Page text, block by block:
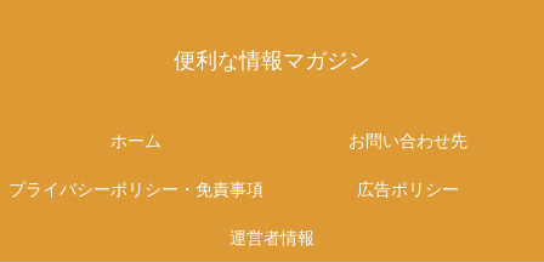
便利な情報マガジン
ホーム お問い合わせ先
プライバシーポリシー・免責事項 広告ポリシー
運営者情報